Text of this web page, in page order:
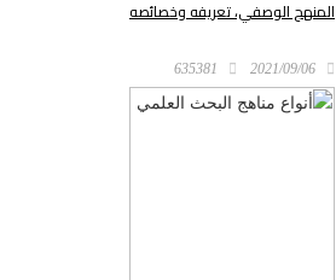
المنهج الوصفي، تعريفه وخصائصه
2021/09/06
635381